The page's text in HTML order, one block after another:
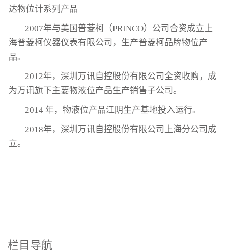
达物位计系列产品
2007年与美国普菱柯（PRINCO）公司合资成立上
海普菱柯仪器仪表有限公司，生产普菱柯品牌物位产
品。
2012年，深圳万讯自控股份有限公司全资收购，成
为万讯旗下主要物液位产品生产销售子公司。
2014 年，物液位产品江阴生产基地投入运行。
2018年， 深圳万讯自控股份有限公司上海分公司成
立。
栏目导航